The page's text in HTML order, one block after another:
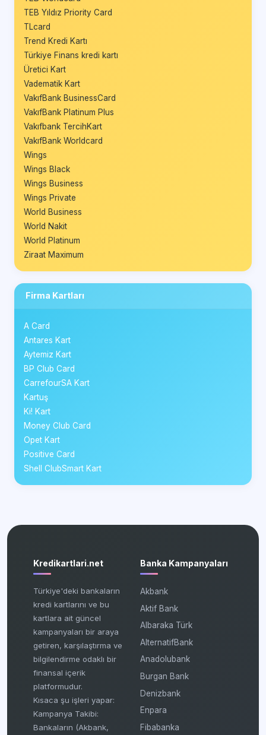
TEB Yıldız Priority Card
TLcard
Trend Kredi Kartı
Türkiye Finans kredi kartı
Üretici Kart
Vadematik Kart
VakıfBank BusinessCard
VakıfBank Platinum Plus
Vakıfbank TercihKart
VakıfBank Worldcard
Wings
Wings Black
Wings Business
Wings Private
World Business
World Nakit
World Platinum
Ziraat Maximum
Firma Kartları
A Card
Antares Kart
Aytemiz Kart
BP Club Card
CarrefourSA Kart
Kartuş
Ki! Kart
Money Club Card
Opet Kart
Positive Card
Shell ClubSmart Kart
Kredikartlari.net
Türkiye'deki bankaların
kredi kartlarını ve bu
kartlara ait güncel
kampanyaları bir araya
getiren, karşılaştırma ve
bilgilendirme odaklı bir
finansal içerik
platformudur.
Kısaca şu işleri yapar:
Kampanya Takibi:
Bankaların (Akbank,
Banka Kampanyaları
Akbank
Aktif Bank
Albaraka Türk
AlternatifBank
Anadolubank
Burgan Bank
Denizbank
Enpara
Fibabanka